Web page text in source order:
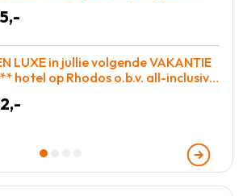
LUXE in jullie volgende VAKANTIE
hotel op Rhodos o.b.v. all-inclusive